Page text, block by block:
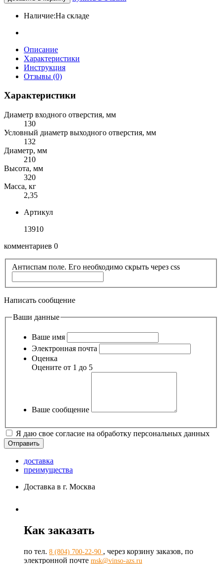
Наличие:На складе
Описание
Характеристики
Инструкция
Отзывы (0)
Характеристики
Диаметр входного отверстия, мм
130
Условный диаметр выходного отверстия, мм
132
Диаметр, мм
210
Высота, мм
320
Масса, кг
2,35
Артикул
13910
комментариев 0
Антиспам поле. Его необходимо скрыть через css
Написать сообщение
Ваши данные
Ваше имя
Электронная почта
Оценка
Оцените от 1 до 5
Ваше сообщение
Я даю свое согласие на обработку персональных данных
доставка
преимущества
Доставка в г. Москва
Как заказать
по тел. 8 (804) 700-22-90 , через корзину заказов, по
электронной почте msk@vinso-azs.ru